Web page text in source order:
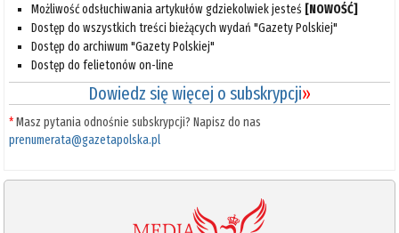
Możliwość odsłuchiwania artykułów gdziekolwiek jesteś [NOWOŚĆ]
Dostęp do wszystkich treści bieżących wydań "Gazety Polskiej"
Dostęp do archiwum "Gazety Polskiej"
Dostęp do felietonów on-line
Dowiedz się więcej o subskrypcji»
*Masz pytania odnośnie subskrypcji? Napisz do nas
prenumerata@gazetapolska.pl